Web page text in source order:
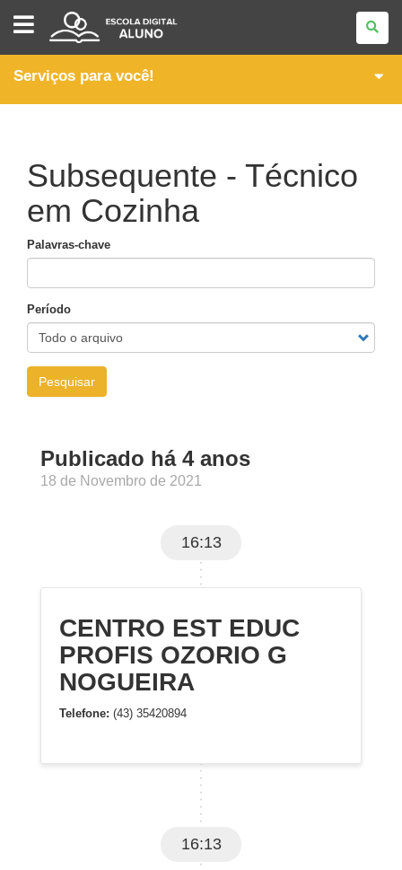
ESCOLA
DIGITAL
-
ALUNO
Serviços para você!
Subsequente - Técnico
em Cozinha
Palavras-chave
Período
Pesquisar
Publicado há 4 anos
18 de Novembro de 2021
16:13
CENTRO EST EDUC
PROFIS OZORIO G
NOGUEIRA
Telefone: (43) 35420894
16:13